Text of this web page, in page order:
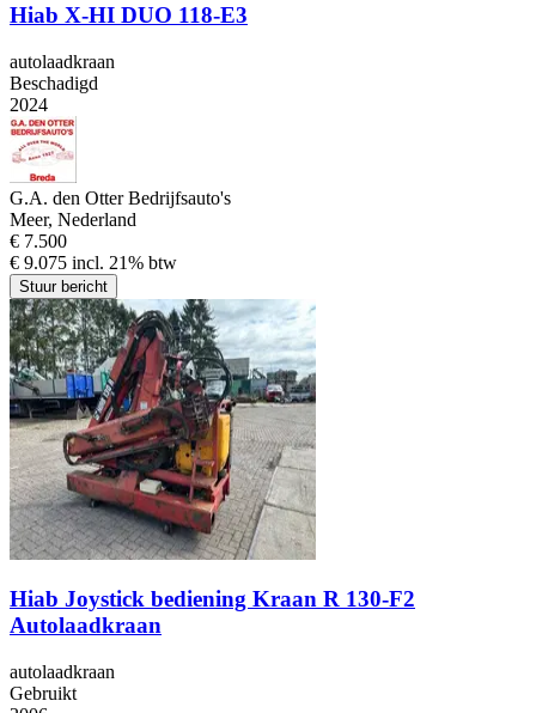
Hiab X-HI DUO 118-E3
autolaadkraan
Beschadigd
2024
G.A. den Otter Bedrijfsauto's
Meer, Nederland
€ 7.500
€ 9.075 incl. 21% btw
Stuur bericht
Hiab Joystick bediening Kraan R 130-F2
Autolaadkraan
autolaadkraan
Gebruikt